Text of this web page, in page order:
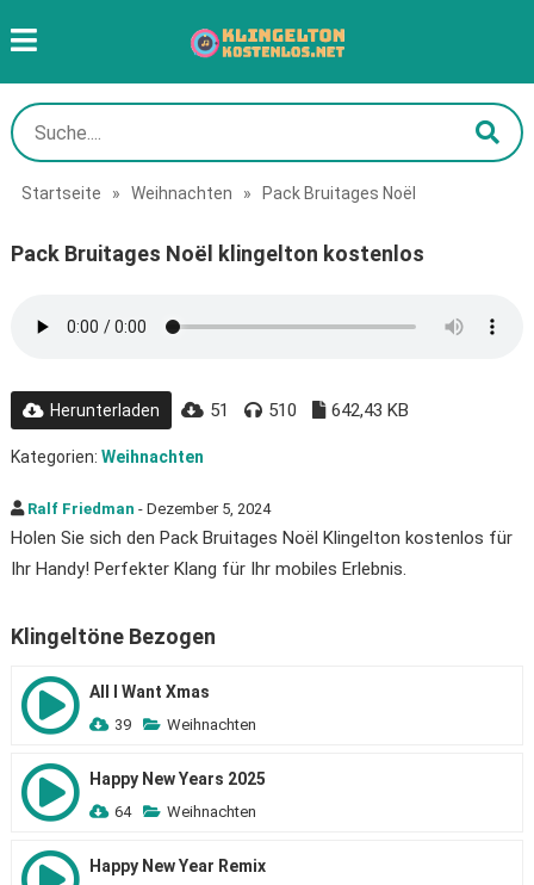
Startseite » Weihnachten » Pack Bruitages Noël
Pack Bruitages Noël klingelton kostenlos
Herunterladen 51 510 642,43 KB
Kategorien: Weihnachten
Ralf Friedman - Dezember 5, 2024
Holen Sie sich den Pack Bruitages Noël Klingelton kostenlos für
Ihr Handy! Perfekter Klang für Ihr mobiles Erlebnis.
Klingeltöne Bezogen
All I Want Xmas
39 Weihnachten
Happy New Years 2025
64 Weihnachten
Happy New Year Remix